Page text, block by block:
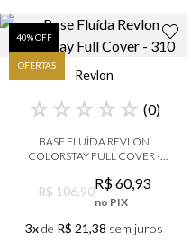
40% OFF
OFERTAS
Revlon
☆ ☆ ☆ ☆ ☆ (0)
BASE FLUÍDA REVLON
COLORSTAY FULL COVER -
R$ 106,90R$60,93
no PIX
3xde R$ 21,38 sem juros